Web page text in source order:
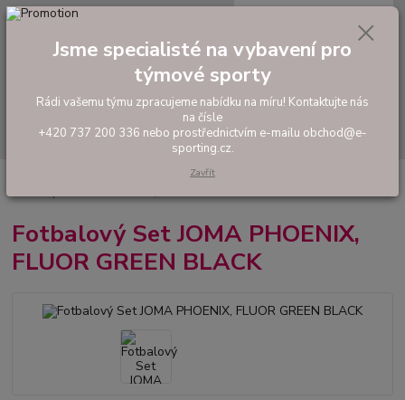
Hledat
tel: +420 737 200 336
0,00 Kč
Tréninkové oblečení
Fotbalový Set JOMA PHOENIX, FLUOR GREEN BLACK
Fotbalový Set JOMA PHOENIX,
FLUOR GREEN BLACK
Jsme specialisté na vybavení pro
týmové sporty
Rádi vašemu týmu zpracujeme nabídku na míru! Kontaktujte nás
na čísle
+420 737 200 336 nebo prostřednictvím e-mailu obchod@e-
sporting.cz.
Zavřít